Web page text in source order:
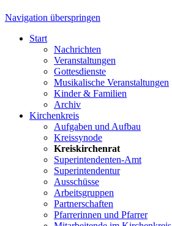
Navigation überspringen
Start
Nachrichten
Veranstaltungen
Gottesdienste
Musikalische Veranstaltungen
Kinder & Familien
Archiv
Kirchenkreis
Aufgaben und Aufbau
Kreissynode
Kreiskirchenrat
Superintendenten-Amt
Superintendentur
Ausschüsse
Arbeitsgruppen
Partnerschaften
Pfarrerinnen und Pfarrer